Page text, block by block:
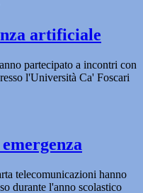
artificiale
partecipato a incontri con
l'Università Ca' Foscari
telecomunicazioni hanno
durante l'anno scolastico